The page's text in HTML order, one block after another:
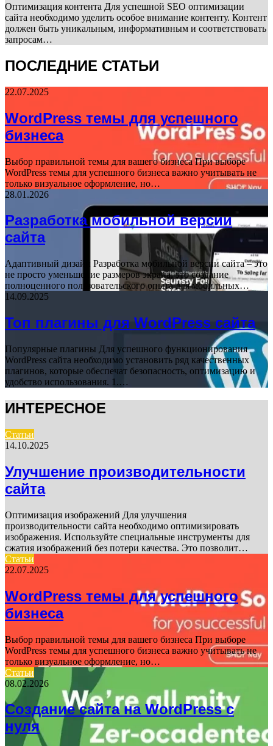
Оптимизация контента Для успешной SEO оптимизации
сайта необходимо уделить особое внимание контенту. Контент
должен быть уникальным, информативным и соответствовать
запросам…
ПОСЛЕДНИЕ СТАТЬИ
22.07.2025
WordPress темы для успешного
бизнеса
Выбор правильной темы для вашего бизнеса При выборе
WordPress темы для успешного бизнеса важно учитывать не
только визуальное оформление, но…
28.01.2026
Разработка мобильной версии
сайта
Адаптивный дизайн Разработка мобильной версии сайта – это
не просто уменьшение размеров экрана, это создание
полноценного пользовательского опыта для мобильных…
14.09.2025
Топ плагины для WordPress сайта
Популярные плагины Для успешного функционирования
WordPress сайта необходимо установить ряд качественных
плагинов, которые обеспечат безопасность, оптимизацию и
удобство использования. 1.…
ИНТЕРЕСНОЕ
Статьи
14.10.2025
Улучшение производительности
сайта
Оптимизация изображений Для улучшения
производительности сайта необходимо оптимизировать
изображения. Используйте специальные инструменты для
сжатия изображений без потери качества. Это позволит…
Статьи
22.07.2025
WordPress темы для успешного
бизнеса
Выбор правильной темы для вашего бизнеса При выборе
WordPress темы для успешного бизнеса важно учитывать не
только визуальное оформление, но…
Статьи
08.02.2026
Создание сайта на WordPress с
нуля